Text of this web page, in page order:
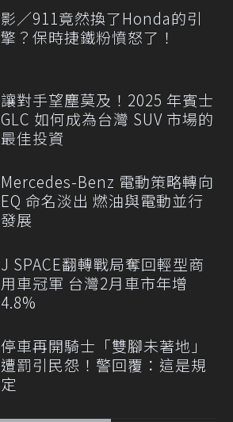
影／911竟然換了Honda的引
擎？保時捷鐵粉憤怒了！
讓對手望塵莫及！2025 年賓士
GLC 如何成為台灣 SUV 市場的
最佳投資
Mercedes-Benz 電動策略轉向
EQ 命名淡出 燃油與電動並行
發展
J SPACE翻轉戰局奪回輕型商
用車冠軍 台灣2月車市年增
4.8%
停車再開騎士「雙腳未著地」
遭罰引民怨！警回覆：這是規
定